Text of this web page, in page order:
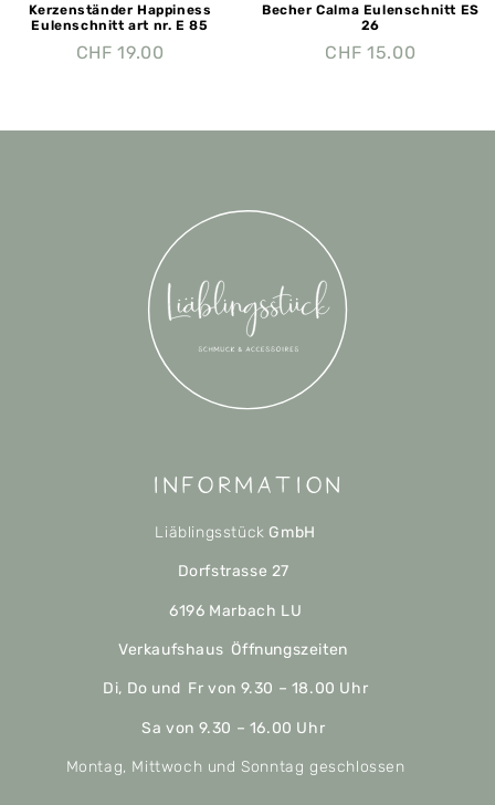
Kerzenständer Happiness
Eulenschnitt art nr. E 85
CHF 19.00
Becher Calma Eulenschnitt ES
26
CHF 15.00
Information
Liäblingsstück GmbH
Dorfstrasse 27
6196 Marbach LU
Verkaufshaus Öffnungszeiten
Di, Do und Fr von 9.30 – 18.00 Uhr
Sa von 9.30 – 16.00 Uhr
Montag, Mittwoch und Sonntag geschlossen